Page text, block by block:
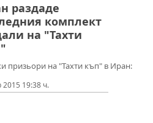
раздаде
комплект
на "Тахти
призьори на "Тахти къп" в Иран:
2015 19:38 ч.